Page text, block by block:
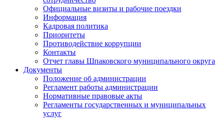
Официальные визиты и рабочие поездки
Информация
Кадровая политика
Приоритеты
Противодействие коррупции
Контакты
Отчет главы Шпаковского муниципального округа
Документы
Положение об администрации
Регламент работы администрации
Нормативные правовые акты
Регламенты государственных и муниципальных
услуг